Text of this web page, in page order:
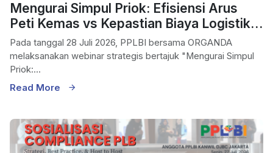
Mengurai Simpul Priok: Efisiensi Arus
Peti Kemas vs Kepastian Biaya Logistik
Nasional
Pada tanggal 28 Juli 2026, PPLBI bersama ORGANDA
melaksanakan webinar strategis bertajuk "Mengurai Simpul
Priok:...
Read More